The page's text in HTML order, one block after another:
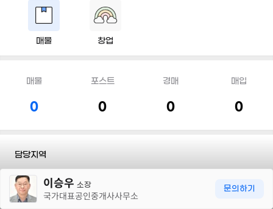
매물 창업
매물
0
포스트
0
경매
0
매입
0
담당지역
전화 이승우 소장
국가대표공인중개사사무소
문의하기